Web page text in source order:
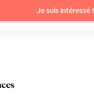
Je suis intéressé !